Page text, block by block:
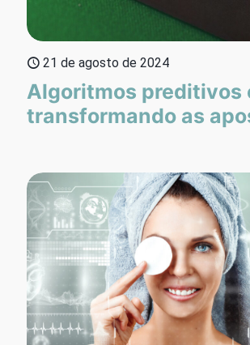
21 de agosto de 2024
Algoritmos preditivos
transformando as